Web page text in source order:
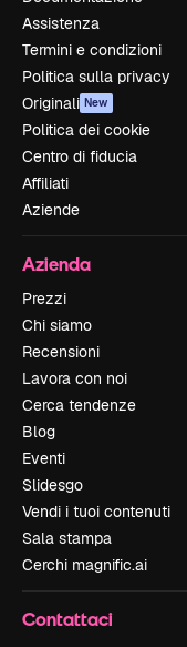
Assistenza
Termini e condizioni
Politica sulla privacy
Originali New
Politica dei cookie
Centro di fiducia
Affiliati
Aziende
Azienda
Prezzi
Chi siamo
Recensioni
Lavora con noi
Cerca tendenze
Blog
Eventi
Slidesgo
Vendi i tuoi contenuti
Sala stampa
Cerchi magnific.ai
Contattaci